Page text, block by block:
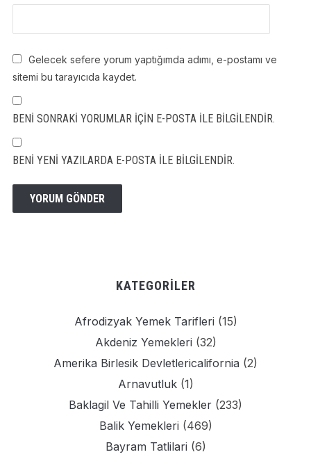
Gelecek sefere yorum yaptığımda adımı, e-postamı ve
sitemi bu tarayıcıda kaydet.
BENI SONRAKI YORUMLAR IÇIN E-POSTA ILE BILGILENDIR.
BENI YENI YAZILARDA E-POSTA ILE BILGILENDIR.
KATEGORILER
Afrodizyak Yemek Tarifleri (15)
Akdeniz Yemekleri (32)
Amerika Birlesik Devletlericalifornia (2)
Arnavutluk(1)
Baklagil Ve Tahilli Yemekler (233)
Balik Yemekleri (469)
Bayram Tatlilari (6)